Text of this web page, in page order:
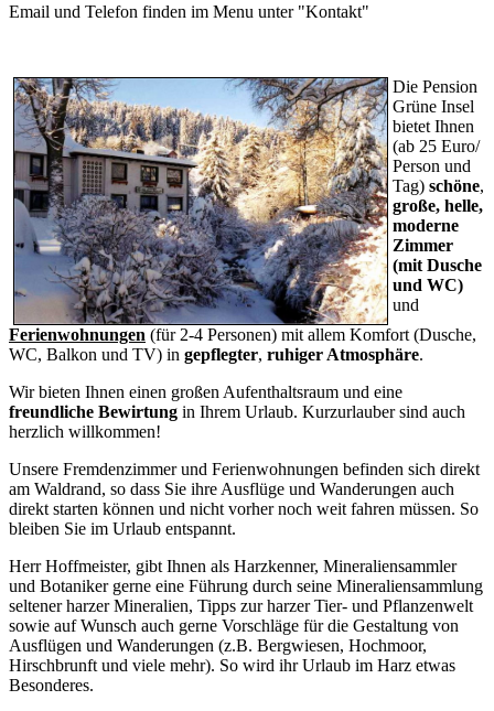
Email und Telefon finden im Menu unter "Kontakt"
Die Pension
Grüne Insel
bietet Ihnen
(ab 25 Euro/
Person und
Tag) schöne,
große, helle,
moderne
Zimmer
(mit Dusche
und WC)
und
Ferienwohnungen (für 2-4 Personen) mit allem Komfort (Dusche,
WC, Balkon und TV) in gepflegter, ruhiger Atmosphäre.
Wir bieten Ihnen einen großen Aufenthaltsraum und eine
freundliche Bewirtung in Ihrem Urlaub. Kurzurlauber sind auch
herzlich willkommen!
Unsere Fremdenzimmer und Ferienwohnungen befinden sich direkt
am Waldrand, so dass Sie ihre Ausflüge und Wanderungen auch
direkt starten können und nicht vorher noch weit fahren müssen. So
bleiben Sie im Urlaub entspannt.
Herr Hoffmeister, gibt Ihnen als Harzkenner, Mineraliensammler
und Botaniker gerne eine Führung durch seine Mineraliensammlung
seltener harzer Mineralien, Tipps zur harzer Tier- und Pflanzenwelt
sowie auf Wunsch auch gerne Vorschläge für die Gestaltung von
Ausflügen und Wanderungen (z.B. Bergwiesen, Hochmoor,
Hirschbrunft und viele mehr). So wird ihr Urlaub im Harz etwas
Besonderes.